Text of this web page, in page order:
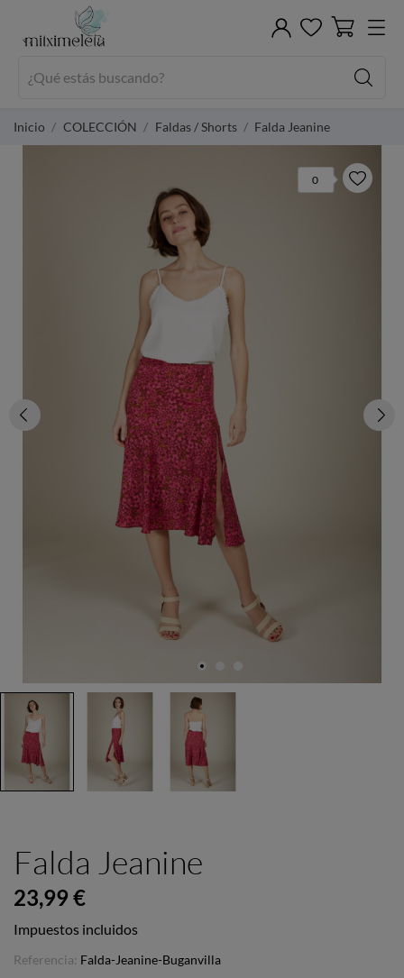
Inicio COLECCIÓN Faldas / Shorts Falda Jeanine
0
Falda Jeanine
23,99 €
Impuestos incluidos
Referencia: Falda-Jeanine-Buganvilla